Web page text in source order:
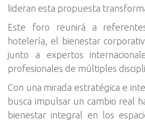
lideran esta propuesta
Este foro reunirá a
hotelería, el bienestar
junto a expertos
profesionales de múltiples
Con una mirada estratégica e
busca impulsar un cambio real
bienestar integral en los